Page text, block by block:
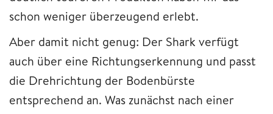
schon weniger überzeugend erlebt.
Aber damit nicht genug: Der Shark verfügt
auch über eine Richtungserkennung und passt
die Drehrichtung der Bodenbürste
entsprechend an. Was zunächst nach einer